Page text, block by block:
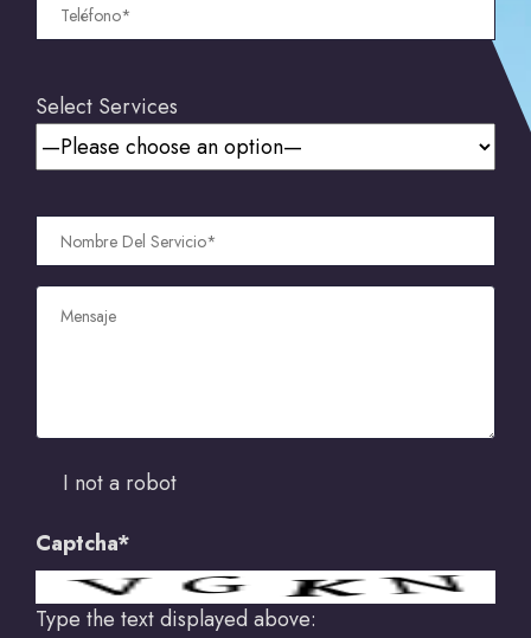
Select Services
I not a robot
Captcha*
Type the text displayed above: